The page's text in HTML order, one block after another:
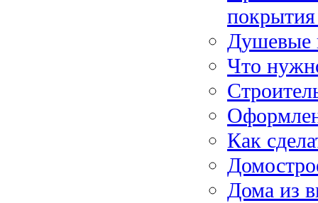
Душевые
Что
Как
Дома из